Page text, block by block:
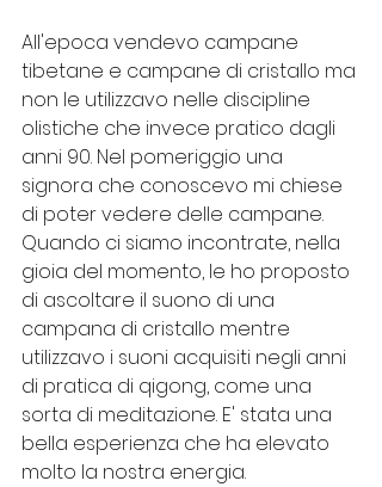
All'epoca vendevo campane
tibetane e campane di cristallo ma
non le utilizzavo nelle discipline
olistiche che invece pratico dagli
anni 90. Nel pomeriggio una
signora che conoscevo mi chiese
di poter vedere delle campane.
Quando ci siamo incontrate, nella
gioia del momento, le ho proposto
di ascoltare il suono di una
campana di cristallo mentre
utilizzavo i suoni acquisiti negli anni
di pratica di qigong, come una
sorta di meditazione. E' stata una
bella esperienza che ha elevato
molto la nostra energia.